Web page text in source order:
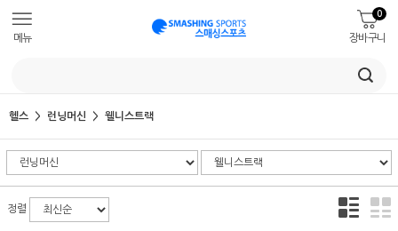
메뉴 장바구니
0
헬스 런닝머신 웰니스트랙
정렬